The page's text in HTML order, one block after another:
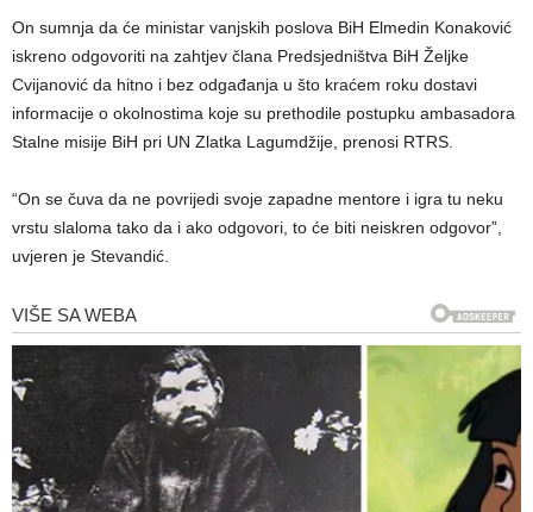
On sumnja da će ministar vanjskih poslova BiH Elmedin Konaković
iskreno odgovoriti na zahtjev člana Predsjedništva BiH Željke
Cvijanović da hitno i bez odgađanja u što kraćem roku dostavi
informacije o okolnostima koje su prethodile postupku ambasadora
Stalne misije BiH pri UN Zlatka Lagumdžije, prenosi RTRS.
“On se čuva da ne povrijedi svoje zapadne mentore i igra tu neku
vrstu slaloma tako da i ako odgovori, to će biti neiskren odgovor”,
uvjeren je Stevandić.